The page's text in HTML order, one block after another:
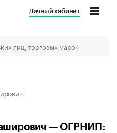
Личный кабинет
— ОГРНИП: